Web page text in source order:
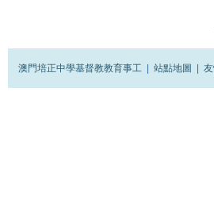
澳門培正中學基督教教育事工 站點地圖